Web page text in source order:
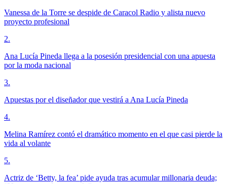
Vanessa de la Torre se despide de Caracol Radio y alista nuevo
proyecto profesional
2.
Ana Lucía Pineda llega a la posesión presidencial con una apuesta
por la moda nacional
3.
Apuestas por el diseñador que vestirá a Ana Lucía Pineda
4.
Melina Ramírez contó el dramático momento en el que casi pierde la
vida al volante
5.
Actriz de ‘Betty, la fea’ pide ayuda tras acumular millonaria deuda;